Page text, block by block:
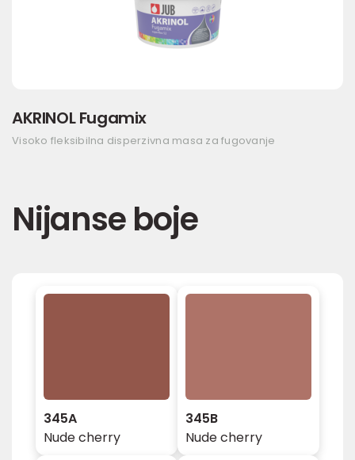
AKRINOL Fugamix
Visoko fleksibilna disperzivna masa za fugovanje
Nijanse boje
345A
Nude cherry
345B
Nude cherry